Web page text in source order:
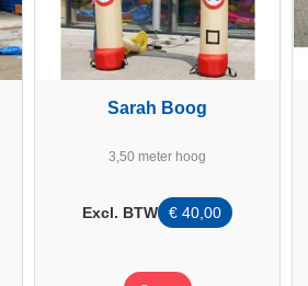
Sarah Boog
3,50 meter hoog
€ 40,00
Excl. BTW